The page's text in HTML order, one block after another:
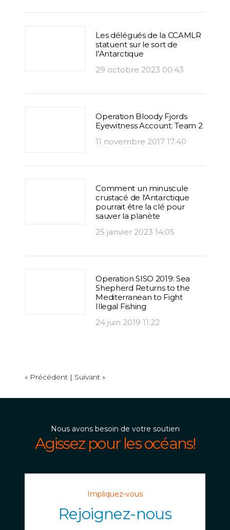
Les délégués de la CCAMLR
statuent sur le sort de
l’Antarctique
29 octobre 2023 00:43
Operation Bloody Fjords
Eyewitness Account: Team 2
11 novembre 2017 17:40
Comment un minuscule
crustacé de l'Antarctique
pourrait être la clé pour
sauver la planète
25 janvier 2023 14:05
Operation SISO 2019: Sea
Shepherd Returns to the
Mediterranean to Fight
Illegal Fishing
24 juin 2019 11:22
« Précédent | Suivant »
Nous avons besoin de votre soutien
Agissez pour les océans!
Impliquez-vous
Rejoignez-nous